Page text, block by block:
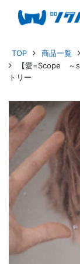
TOP 商品一覧
【愛=Scope ～
トリー